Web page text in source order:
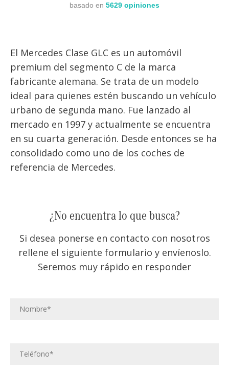
basado en 5629 opiniones
El Mercedes Clase GLC es un automóvil
premium del segmento C de la marca
fabricante alemana. Se trata de un modelo
ideal para quienes estén buscando un vehículo
urbano de segunda mano. Fue lanzado al
mercado en 1997 y actualmente se encuentra
en su cuarta generación. Desde entonces se ha
consolidado como uno de los coches de
referencia de Mercedes.
¿No encuentra lo que busca?
Si desea ponerse en contacto con nosotros
rellene el siguiente formulario y envíenoslo.
Seremos muy rápido en responder